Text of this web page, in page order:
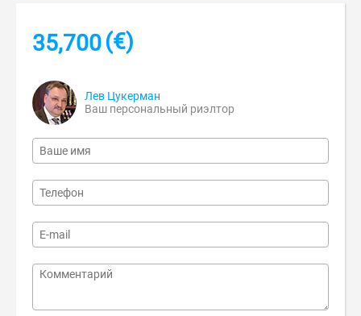
35,700(€)
Лев Цукерман
Ваш персональный риэлтор